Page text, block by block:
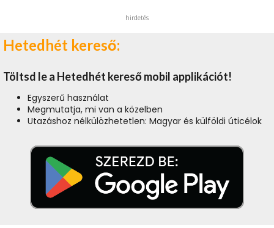
hirdetés
Hetedhét kereső:
Töltsd le a Hetedhét kereső mobil applikációt!
Egyszerű használat
Megmutatja, mi van a közelben
Utazáshoz nélkülözhetetlen: Magyar és külföldi úticélok